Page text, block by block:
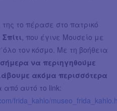
το πέρασε στο πατρικό
, που έγινε Μουσείο με
τον κόσμο. Με τη βοήθεια
να περιηγηθούμε
ακόμα περισσότερα
από αυτό το link:
frida_kahlo/